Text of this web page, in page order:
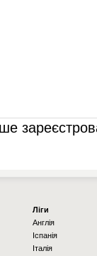
Ліги
Англія
Іспанія
Італія